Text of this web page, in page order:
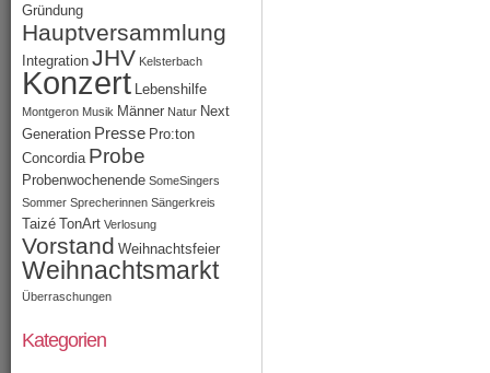
Gründung
Hauptversammlung
Integration JHV Kelsterbach
Konzert Lebenshilfe
Montgeron Musik Männer Natur Next
Generation Presse Pro:ton
Concordia Probe
Probenwochenende SomeSingers
Sommer Sprecherinnen Sängerkreis
Taizé TonArt Verlosung
Vorstand Weihnachtsfeier
Weihnachtsmarkt
Überraschungen
Kategorien